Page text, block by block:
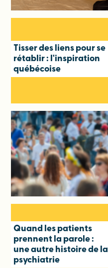
Tisser des liens pour se
rétablir : l'inspiration
québécoise
Quand les patients
prennent la parole :
une autre histoire de la
psychiatrie